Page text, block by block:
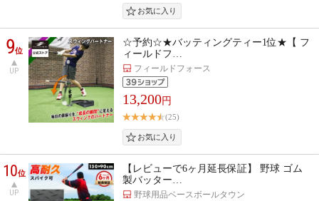
9位
UP
☆予約☆★バッティングティー1位★【 フ
ィールドフ…
フィールドフォース
13,200円
(25)
10位
UP
【レビューで6ヶ月延長保証】 野球 ゴム
製バッター…
野球用品ベースボールタウン